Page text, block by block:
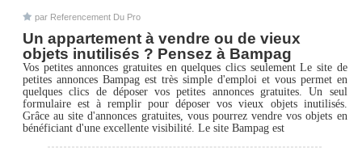
par Referencement Du Pro
Un appartement à vendre ou de vieux
objets inutilisés ? Pensez à Bampag
Vos petites annonces gratuites en quelques clics seulement Le site de
petites annonces Bampag est très simple d'emploi et vous permet en
quelques clics de déposer vos petites annonces gratuites. Un seul
formulaire est à remplir pour déposer vos vieux objets inutilisés.
Grâce au site d'annonces gratuites, vous pourrez vendre vos objets en
bénéficiant d'une excellente visibilité. Le site Bampag est